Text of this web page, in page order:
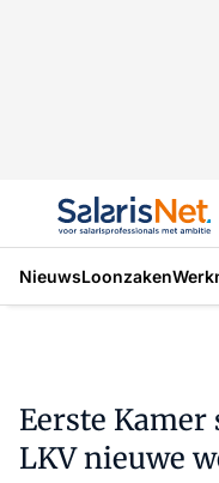
NieuwsLoonzaken
Eerste
LKV nieuwe